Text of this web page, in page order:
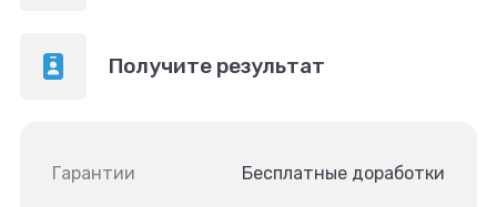
Получите результат
Гарантии Бесплатные доработки